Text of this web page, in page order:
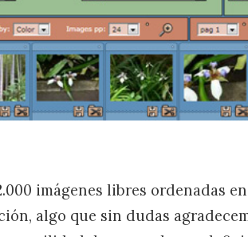
imágenes libres ordenadas
algo que sin dudas